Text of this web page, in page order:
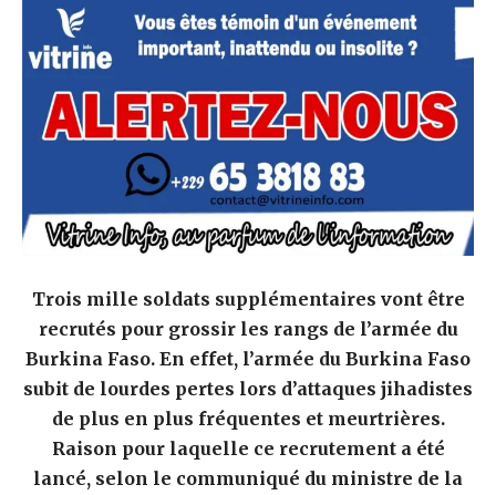
Trois mille soldats supplémentaires vont être
recrutés pour grossir les rangs de l’armée du
Burkina Faso. En effet, l’armée du Burkina Faso
subit de lourdes pertes lors d’attaques jihadistes
de plus en plus fréquentes et meurtrières.
Raison pour laquelle ce recrutement a été
lancé, selon le communiqué du ministre de la